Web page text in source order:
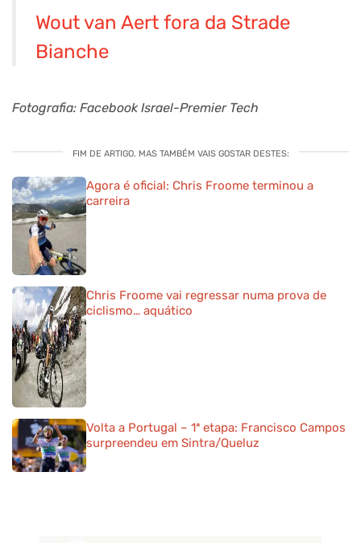
Wout van Aert fora da Strade
Bianche
Fotografia: Facebook Israel-Premier Tech
FIM DE ARTIGO. MAS TAMBÉM VAIS GOSTAR DESTES:
Agora é oficial: Chris Froome terminou a
carreira
Chris Froome vai regressar numa prova de
ciclismo… aquático
Volta a Portugal – 1ª etapa: Francisco Campos
surpreendeu em Sintra/Queluz